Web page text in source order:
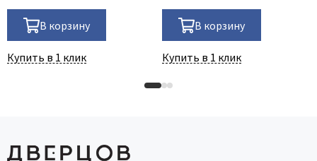
В корзину
Купить в 1 клик
В корзину
Купить в 1 клик